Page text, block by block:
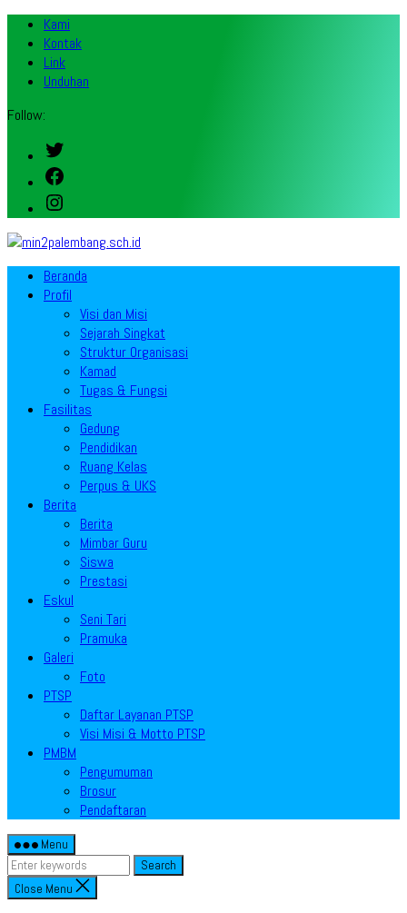
Kami
Kontak
Link
Unduhan
Follow:
Twitter
Facebook
Instagram
Beranda
Profil
Visi dan Misi
Sejarah Singkat
Struktur Organisasi
Kamad
Tugas & Fungsi
Fasilitas
Gedung
Pendidikan
Ruang Kelas
Perpus & UKS
Berita
Berita
Mimbar Guru
Siswa
Prestasi
Eskul
Seni Tari
Pramuka
Galeri
Foto
PTSP
Daftar Layanan PTSP
Visi Misi & Motto PTSP
PMBM
Pengumuman
Brosur
Pendaftaran
Menu
Search
Close Menu